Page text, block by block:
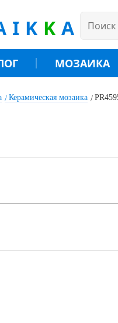
K A
МОЗАИКА
Керамическая мозаика